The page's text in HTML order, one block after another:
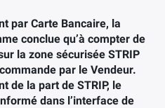
par Carte Bancaire, la
conclue qu’à compter de
la zone sécurisée STRIP
par le Vendeur.
de la part de STRIP, le
dans l’interface de